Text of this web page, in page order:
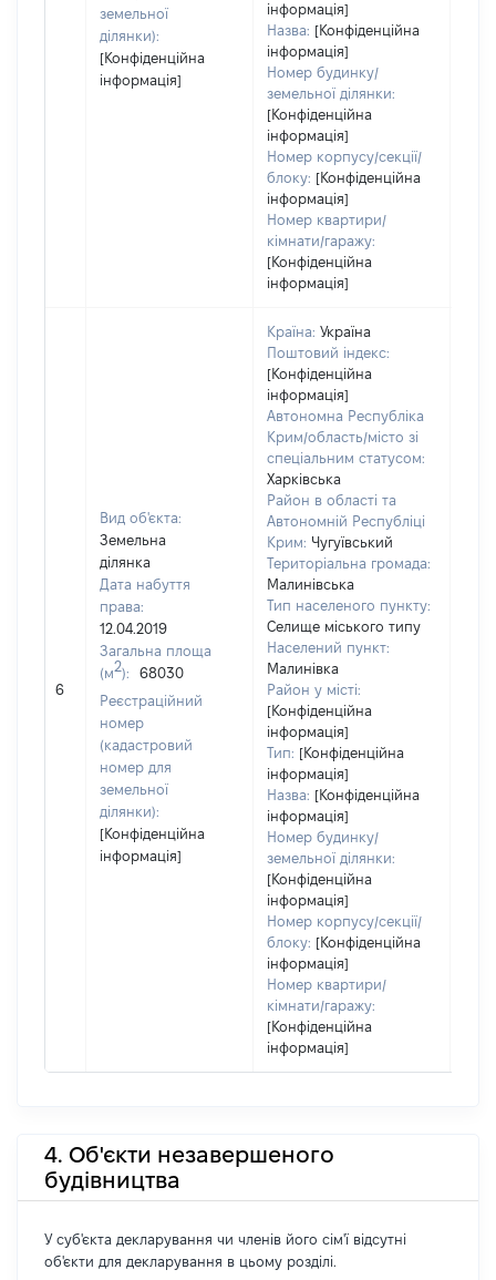
земельної
ділянки):
[Конфіденційна
інформація]
інформація]
Назва: [Конфіденційна
інформація]
Номер будинку/
земельної ділянки:
[Конфіденційна
інформація]
Номер корпусу/секції/
блоку: [Конфіденційна
інформація]
Номер квартири/
кімнати/гаражу:
[Конфіденційна
інформація]
6
Вид об'єкта:
Земельна
ділянка
Дата набуття
права:
12.04.2019
Загальна площа
(м2):
68030
Реєстраційний
номер
(кадастровий
номер для
земельної
ділянки):
[Конфіденційна
інформація]
Країна: Україна
Поштовий індекс:
[Конфіденційна
інформація]
Автономна Республіка
Крим/область/місто зі
спеціальним статусом:
Харківська
Район в області та
Автономній Республіці
Крим: Чугуївський
Територіальна громада:
Малинівська
Тип населеного пункту:
Селище міського типу
Населений пункт:
Малинівка
Район у місті:
[Конфіденційна
інформація]
Тип: [Конфіденційна
інформація]
Назва: [Конфіденційна
інформація]
Номер будинку/
земельної ділянки:
[Конфіденційна
інформація]
Номер корпусу/секції/
блоку: [Конфіденційна
інформація]
Номер квартири/
кімнати/гаражу:
[Конфіденційна
інформація]
4. Об'єкти незавершеного
будівництва
У суб'єкта декларування чи членів його сім'ї відсутні
об'єкти для декларування в цьому розділі.